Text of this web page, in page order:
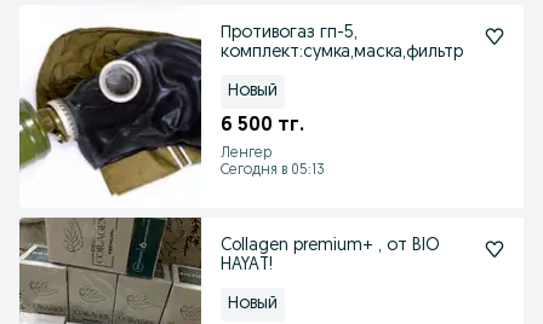
Противогаз гп-5,
комплект:сумка,маска,фильтр
Новый
6 500 тг.
Ленгер
Сегодня в 05:13
Collagen premium+ , от BIO
HAYAT!
Новый